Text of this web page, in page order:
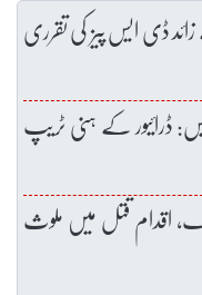
ڈی ایس پیز کی تقرری
ڈرائیور کے ہنی ٹریپ
اقدام قتل میں ملوث